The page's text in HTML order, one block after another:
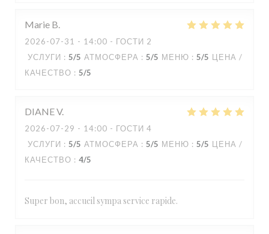
Marie B
2026-07-31 - 14:00 - ГОСТИ 2
УСЛУГИ : 5/5 АТМОСФЕРА : 5/5 МЕНЮ : 5/5 ЦЕНА /
КАЧЕСТВО : 5/5
DIANEV
2026-07-29 - 14:00 - ГОСТИ 4
УСЛУГИ : 5/5 АТМОСФЕРА : 5/5 МЕНЮ : 5/5 ЦЕНА /
КАЧЕСТВО : 4/5
Super bon, accueil sympa service rapide.